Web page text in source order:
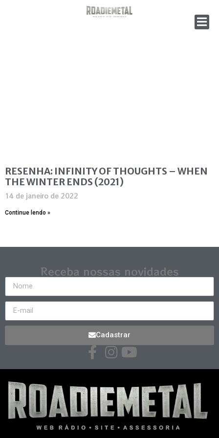
RESENHA: INFINITY OF THOUGHTS – WHEN
THE WINTER ENDS (2021)
14 de janeiro de 2022
Continue lendo »
Receba nossas novidades
Cadastrar